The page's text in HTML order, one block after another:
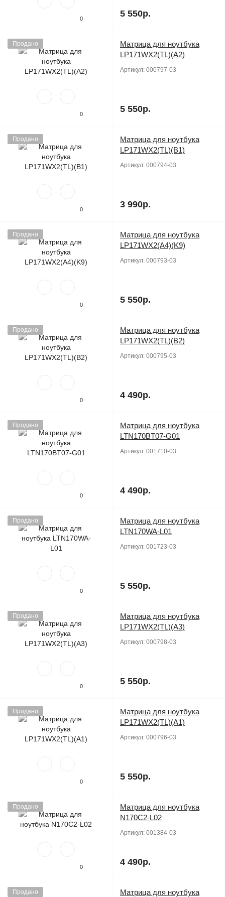
0 5 550р.
Продано
0
Матрица для ноутбука
LP171WX2(TL)(A2)
Артикул: 000797-03
5 550р.
Продано
0
Матрица для ноутбука
LP171WX2(TL)(B1)
Артикул: 000794-03
3 990р.
Продано
0
Матрица для ноутбука
LP171WX2(A4)(K9)
Артикул: 000793-03
5 550р.
Продано
0
Матрица для ноутбука
LP171WX2(TL)(B2)
Артикул: 000795-03
4 490р.
Продано
0
Матрица для ноутбука
LTN170BT07-G01
Артикул: 001710-03
4 490р.
Продано
0
Матрица для ноутбука
LTN170WA-L01
Артикул: 001723-03
5 550р.
Продано
0
Матрица для ноутбука
LP171WX2(TL)(A3)
Артикул: 000798-03
5 550р.
Продано
0
Матрица для ноутбука
LP171WX2(TL)(A1)
Артикул: 000796-03
5 550р.
Продано
0
Матрица для ноутбука
N170C2-L02
Артикул: 001384-03
4 490р.
Продано
Матрица для ноутбука